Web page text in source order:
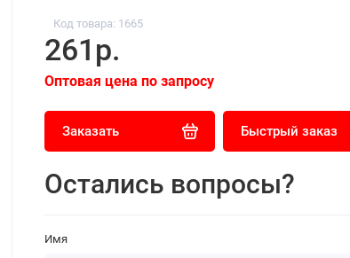
Код товара: 1665
261р.
Оптовая цена по запросу
Заказать Быстрый заказ
Остались вопросы?
Имя